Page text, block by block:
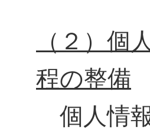
（２）個
程の整備
個人情